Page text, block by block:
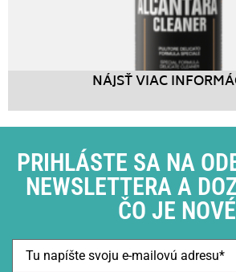
NÁJSŤ VIAC
PRIHLÁSTE SA NA
NEWSLETTERA A
ČO JE